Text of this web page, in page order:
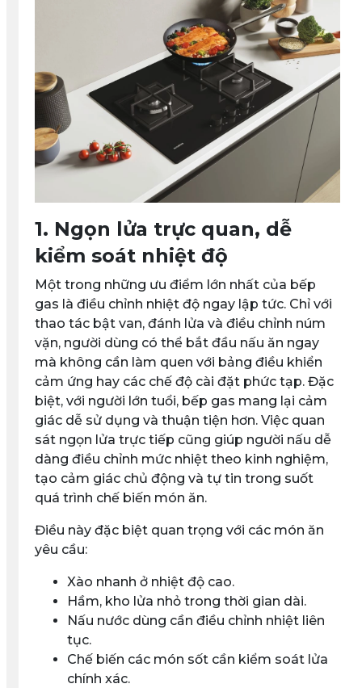
1. Ngọn lửa trực quan, dễ
kiểm soát nhiệt độ
Một trong những ưu điểm lớn nhất của bếp
gas là điều chỉnh nhiệt độ ngay lập tức. Chỉ với
thao tác bật van, đánh lửa và điều chỉnh núm
vặn, người dùng có thể bắt đầu nấu ăn ngay
mà không cần làm quen với bảng điều khiển
cảm ứng hay các chế độ cài đặt phức tạp. Đặc
biệt, với người lớn tuổi, bếp gas mang lại cảm
giác dễ sử dụng và thuận tiện hơn. Việc quan
sát ngọn lửa trực tiếp cũng giúp người nấu dễ
dàng điều chỉnh mức nhiệt theo kinh nghiệm,
tạo cảm giác chủ động và tự tin trong suốt
quá trình chế biến món ăn.
Điều này đặc biệt quan trọng với các món ăn
yêu cầu:
Xào nhanh ở nhiệt độ cao.
Hầm, kho lửa nhỏ trong thời gian dài.
Nấu nước dùng cần điều chỉnh nhiệt liên
tục.
Chế biến các món sốt cần kiểm soát lửa
chính xác.